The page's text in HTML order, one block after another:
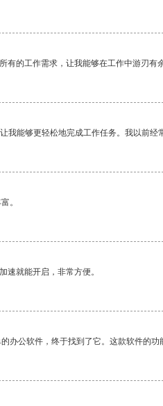
有的工作需求，让我能够在工作中游刃有余
我能够更轻松地完成工作任务。我以前
。
速就能开启，非常方便。
办公软件，终于找到了它。这款软件的